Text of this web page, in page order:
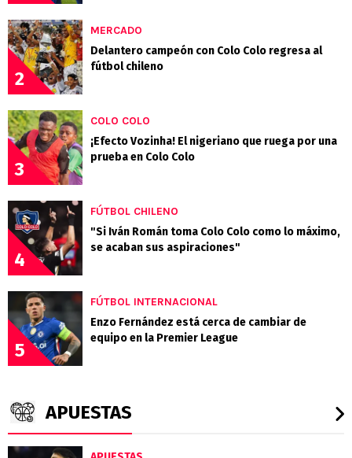
2
MERCADO
Delantero campeón con Colo Colo regresa al
fútbol chileno
3
COLO COLO
¡Efecto Vozinha! El nigeriano que ruega por una
prueba en Colo Colo
4
FÚTBOL CHILENO
"Si Iván Román toma Colo Colo como lo máximo,
se acaban sus aspiraciones"
5
FÚTBOL INTERNACIONAL
Enzo Fernández está cerca de cambiar de
equipo en la Premier League
APUESTAS